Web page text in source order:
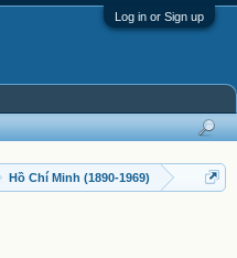
Log in or Sign up
Hồ Chí Minh (1890-1969)